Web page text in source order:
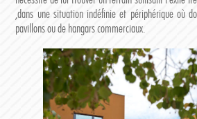
,dans une situation indéfinie et périphérique où
pavillons ou de hangars commerciaux.